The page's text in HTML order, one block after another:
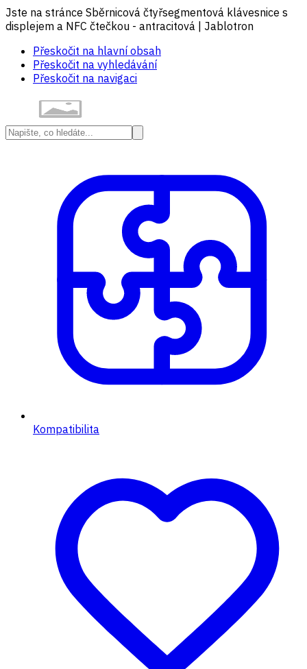
Jste na stránce Sběrnicová čtyřsegmentová klávesnice s
displejem a NFC čtečkou - antracitová | Jablotron
Přeskočit na hlavní obsah
Přeskočit na vyhledávání
Přeskočit na navigaci
Kompatibilita